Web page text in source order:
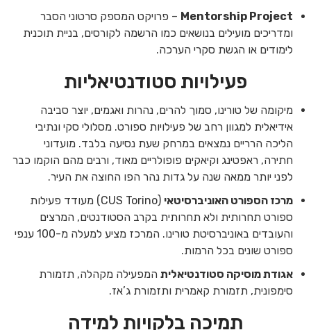
Mentorship Project – פרויקט המספק סרטוני הסבר
ומדריכים מועילים בנושאים כמו הרשמה לקורסים, בניית תוכנית
לימודים או הגשת סקרי הערכה.
פעילויות סטודנטיאליות
מיקומה של טורינו, סמוך להרים, נהרות ואגמים, יוצר סביבה
אידיאלית למגוון רחב של פעילויות ספורט. מסלולי סקי ונתיבי
הליכה הרריים נמצאים במרחק שעת נסיעה בלבד. מועדוני
חתירה, ראפטינג וקיאקים פופולריים מאוד, ורבים מהם הוקמו כבר
לפני יותר ממאה שנה על גדות נהר הפו החוצה את העיר.
מרכז הספורט האוניברסיטאי
(CUS Torino) מעודד פעילות
ספורט תחרותית ולא תחרותית בקרב הסטודנטים, המרצים
והעובדים באוניברסיטת טורינו. המרכז מציע למעלה מ-100 ענפי
ספורט שונים בכל הרמות.
אגודת מוסיקה סטודנטיאלית המפעילה מקהלה, תזמורת
סימפונית, תזמורת קאמרית ותזמורת ג’אז.
תמיכה בלקויות למידה